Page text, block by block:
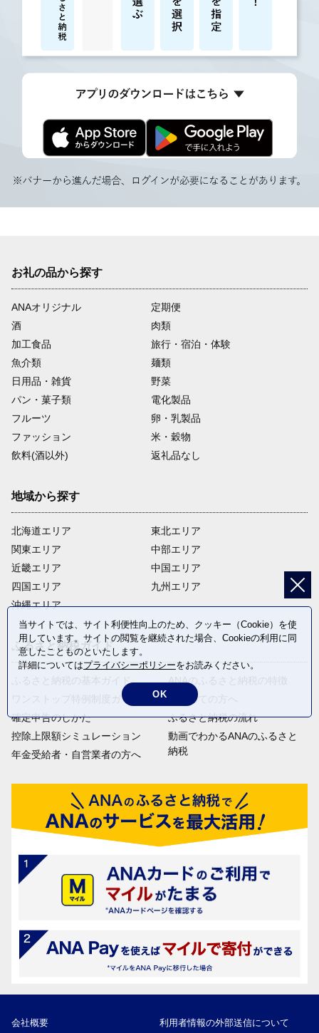
お礼の品から探す
ANAオリジナル
定期便
酒
肉類
加工食品
旅行・宿泊・体験
魚介類
麺類
日用品・雑貨
野菜
パン・菓子類
電化製品
フルーツ
卵・乳製品
ファッション
米・穀物
飲料(酒以外)
返礼品なし
地域から探す
北海道エリア
関東エリア
近畿エリア
四国エリア
沖縄エリア
東北エリア
中部エリア
中国エリア
九州エリア
ふるさと納税ガイド
ふるさと納税の基本ガイド
ワンストップ特例制度ガイド
確定申告のしかた
控除上限額シミュレーション
年金受給者・自営業者の方へ
ANAのふるさと納税の特徴
はじめての方へ
ふるさと納税の流れ
動画でわかるANAのふるさと
納税
会社概要 利用者情報の外部送信について
当サイトでは、サイト利便性向上のため、クッキー（Cookie）を使
用しています。サイトの閲覧を継続された場合、Cookieの利用に同
意したことものといたします。
詳細についてはプライバシーポリシーをお読みください。
OK